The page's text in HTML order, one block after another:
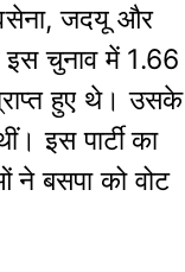
जदयू और
चुनाव में 1.66
हुए थे। उसके
इस पार्टी का
बसपा को वोट